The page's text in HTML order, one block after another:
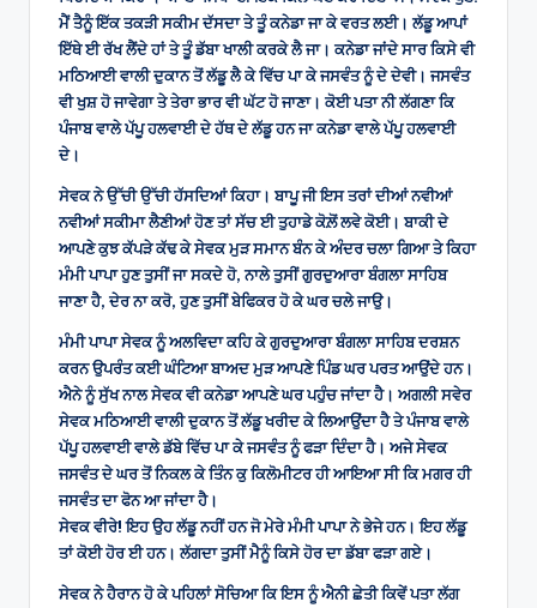
ਮੈਂ ਤੈਨੂੰ ਇੱਕ ਤਕੜੀ ਸਕੀਮ ਦੱਸਦਾ ਤੇ ਤੂੰ ਕਨੇਡਾ ਜਾ ਕੇ ਵਰਤ ਲਈ। ਲੱਡੂ ਆਪਾਂ
ਇੱਥੇ ਈ ਰੱਖ ਲੈਂਦੇ ਹਾਂ ਤੇ ਤੂੰ ਡੱਬਾ ਖਾਲੀ ਕਰਕੇ ਲੈ ਜਾ। ਕਨੇਡਾ ਜਾਂਦੇ ਸਾਰ ਕਿਸੇ ਵੀ
ਮਠਿਆਈ ਵਾਲੀ ਦੁਕਾਨ ਤੋਂ ਲੱਡੂ ਲੈ ਕੇ ਵਿੱਚ ਪਾ ਕੇ ਜਸਵੰਤ ਨੂੰ ਦੇ ਦੇਵੀ। ਜਸਵੰਤ
ਵੀ ਖੁਸ਼ ਹੋ ਜਾਵੇਗਾ ਤੇ ਤੇਰਾ ਭਾਰ ਵੀ ਘੱਟ ਹੋ ਜਾਣਾ। ਕੋਈ ਪਤਾ ਨੀ ਲੱਗਣਾ ਕਿ
ਪੰਜਾਬ ਵਾਲੇ ਪੱਪੂ ਹਲਵਾਈ ਦੇ ਹੱਥ ਦੇ ਲੱਡੂ ਹਨ ਜਾ ਕਨੇਡਾ ਵਾਲੇ ਪੱਪੂ ਹਲਵਾਈ
ਦੇ।
ਸੇਵਕ ਨੇ ਉੱਚੀ ਉੱਚੀ ਹੱਸਦਿਆਂ ਕਿਹਾ। ਬਾਪੂ ਜੀ ਇਸ ਤਰਾਂ ਦੀਆਂ ਨਵੀਆਂ
ਨਵੀਆਂ ਸਕੀਮਾ ਲੈਣੀਆਂ ਹੋਣ ਤਾਂ ਸੱਚ ਈ ਤੁਹਾਡੇ ਕੋਲ਼ੋਂ ਲਵੇ ਕੋਈ। ਬਾਕੀ ਦੇ
ਆਪਣੇ ਕੁਝ ਕੱਪੜੇ ਕੱਢ ਕੇ ਸੇਵਕ ਮੁੜ ਸਮਾਨ ਬੰਨ ਕੇ ਅੰਦਰ ਚਲਾ ਗਿਆ ਤੇ ਕਿਹਾ
ਮੰਮੀ ਪਾਪਾ ਹੁਣ ਤੁਸੀਂ ਜਾ ਸਕਦੇ ਹੋ, ਨਾਲੇ ਤੁਸੀਂ ਗੁਰਦੁਆਰਾ ਬੰਗਲਾ ਸਾਹਿਬ
ਜਾਣਾ ਹੈ, ਦੇਰ ਨਾ ਕਰੋ, ਹੁਣ ਤੁਸੀਂ ਬੇਫਿਕਰ ਹੋ ਕੇ ਘਰ ਚਲੇ ਜਾਉ।
ਮੰਮੀ ਪਾਪਾ ਸੇਵਕ ਨੂੰ ਅਲਵਿਦਾ ਕਹਿ ਕੇ ਗੁਰਦੁਆਰਾ ਬੰਗਲਾ ਸਾਹਿਬ ਦਰਸ਼ਨ
ਕਰਨ ਉਪਰੰਤ ਕਈ ਘੰਟਿਆ ਬਾਅਦ ਮੁੜ ਆਪਣੇ ਪਿੰਡ ਘਰ ਪਰਤ ਆਉਂਦੇ ਹਨ।
ਐਨੇ ਨੂੰ ਸੁੱਖ ਨਾਲ ਸੇਵਕ ਵੀ ਕਨੇਡਾ ਆਪਣੇ ਘਰ ਪਹੁੰਚ ਜਾਂਦਾ ਹੈ। ਅਗਲੀ ਸਵੇਰ
ਸੇਵਕ ਮਠਿਆਈ ਵਾਲੀ ਦੁਕਾਨ ਤੋਂ ਲੱਡੂ ਖਰੀਦ ਕੇ ਲਿਆਉਂਦਾ ਹੈ ਤੇ ਪੰਜਾਬ ਵਾਲੇ
ਪੱਪੂ ਹਲਵਾਈ ਵਾਲੇ ਡੱਬੇ ਵਿੱਚ ਪਾ ਕੇ ਜਸਵੰਤ ਨੂੰ ਫੜਾ ਦਿੰਦਾ ਹੈ। ਅਜੇ ਸੇਵਕ
ਜਸਵੰਤ ਦੇ ਘਰ ਤੋਂ ਨਿਕਲ ਕੇ ਤਿੰਨ ਕੁ ਕਿਲੋਮੀਟਰ ਹੀ ਆਇਆ ਸੀ ਕਿ ਮਗਰ ਹੀ
ਜਸਵੰਤ ਦਾ ਫੋਨ ਆ ਜਾਂਦਾ ਹੈ।
ਸੇਵਕ ਵੀਰੇ! ਇਹ ਉਹ ਲੱਡੂ ਨਹੀਂ ਹਨ ਜੋ ਮੇਰੇ ਮੰਮੀ ਪਾਪਾ ਨੇ ਭੇਜੇ ਹਨ। ਇਹ ਲੱਡੂ
ਤਾਂ ਕੋਈ ਹੋਰ ਈ ਹਨ। ਲੱਗਦਾ ਤੁਸੀਂ ਮੈਨੂੰ ਕਿਸੇ ਹੋਰ ਦਾ ਡੱਬਾ ਫੜਾ ਗਏ।
ਸੇਵਕ ਨੇ ਹੈਰਾਨ ਹੋ ਕੇ ਪਹਿਲਾਂ ਸੋਚਿਆ ਕਿ ਇਸ ਨੂੰ ਐਨੀ ਛੇਤੀ ਕਿਵੇਂ ਪਤਾ ਲੱਗ